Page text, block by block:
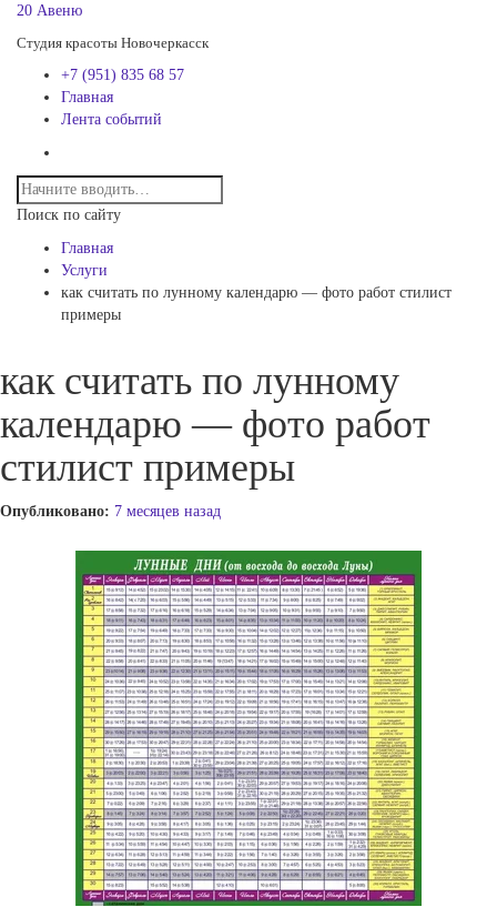
20 Авеню
Студия красоты Новочеркасск
+7 (951) 835 68 57
Главная
Лента событий
Поиск по сайту
Главная
Услуги
как считать по лунному календарю — фото работ стилист
примеры
как считать по лунному
календарю — фото работ
стилист примеры
Опубликовано: 7 месяцев назад